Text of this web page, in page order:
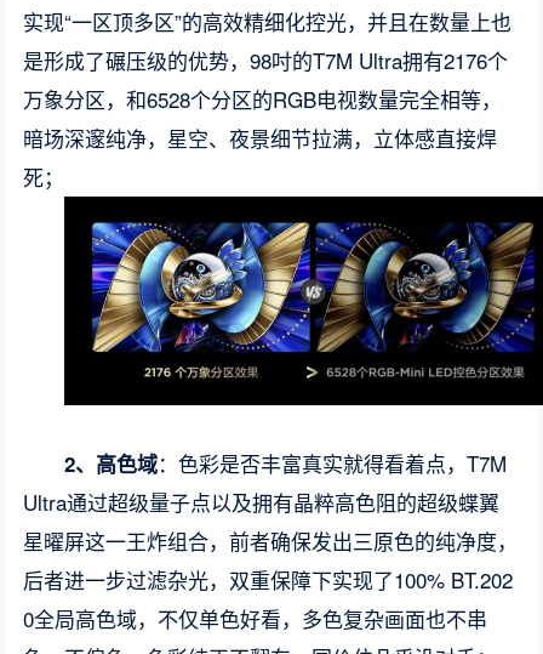
实现“一区顶多区”的高效精细化控光，并且在数量上也
是形成了碾压级的优势，98吋的T7M Ultra拥有2176个
万象分区，和6528个分区的RGB电视数量完全相等，
暗场深邃纯净，星空、夜景细节拉满，立体感直接焊
死；
2、高色域：色彩是否丰富真实就得看着点，T7M
Ultra通过超级量子点以及拥有晶粹高色阻的超级蝶翼
星曜屏这一王炸组合，前者确保发出三原色的纯净度，
后者进一步过滤杂光，双重保障下实现了100% BT.202
0全局高色域，不仅单色好看，多色复杂画面也不串